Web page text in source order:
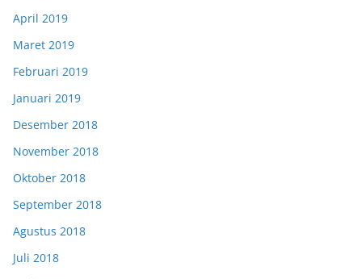
April 2019
Maret 2019
Februari 2019
Januari 2019
Desember 2018
November 2018
Oktober 2018
September 2018
Agustus 2018
Juli 2018